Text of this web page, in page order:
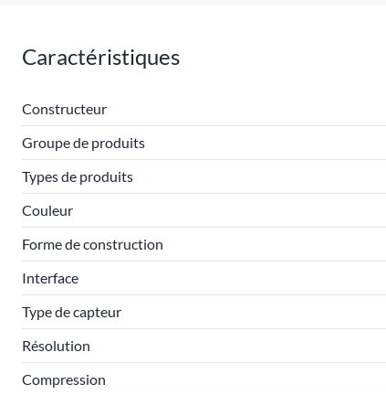
Caractéristiques
Constructeur
Groupe de produits
Types de produits
Couleur
Forme de construction
Interface
Type de capteur
Résolution
Compression